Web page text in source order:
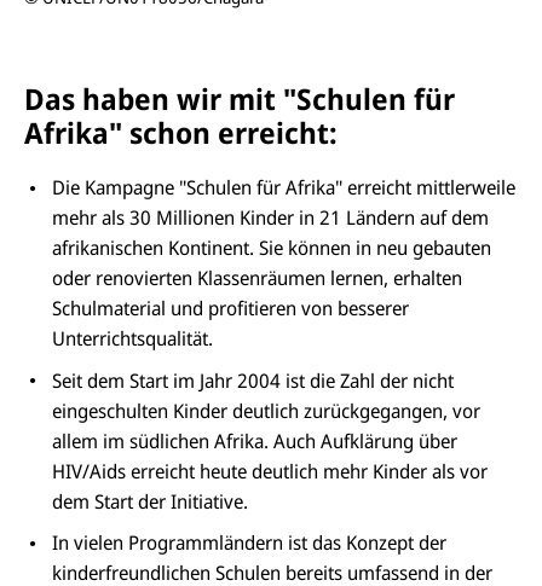
Das haben wir mit "Schulen für
Afrika" schon erreicht:
Die Kampagne "Schulen für Afrika" erreicht mittlerweile
mehr als 30 Millionen Kinder in 21 Ländern auf dem
afrikanischen Kontinent. Sie können in neu gebauten
oder renovierten Klassenräumen lernen, erhalten
Schulmaterial und profitieren von besserer
Unterrichtsqualität.
Seit dem Start im Jahr 2004 ist die Zahl der nicht
eingeschulten Kinder deutlich zurückgegangen, vor
allem im südlichen Afrika. Auch Aufklärung über
HIV/Aids erreicht heute deutlich mehr Kinder als vor
dem Start der Initiative.
In vielen Programmländern ist das Konzept der
kinderfreundlichen Schulen bereits umfassend in der